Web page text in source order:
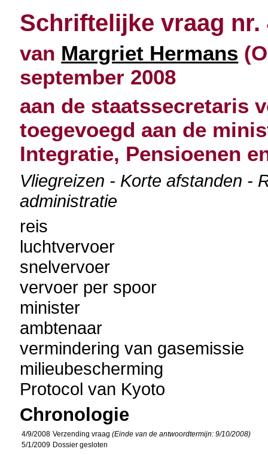
Schriftelijke vraag nr.
van Margriet Hermans
september 2008
aan de staatssecretaris
toegevoegd aan de
Integratie, Pensioenen
Vliegreizen - Korte afstanden -
administratie
reis
luchtvervoer
snelvervoer
vervoer per spoor
minister
ambtenaar
vermindering van gasemissie
milieubescherming
Protocol van Kyoto
Chronologie
4/9/2008 Verzending vraag(Einde van de antwoordtermijn: 9/10/2008)
5/1/2009 Dossier gesloten